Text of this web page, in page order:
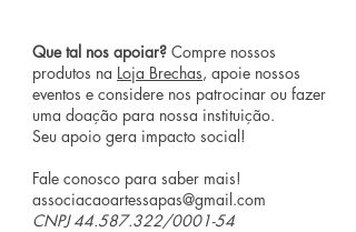
Que tal nos apoiar? Compre nossos
produtos na Loja Brechas, apoie nossos
eventos e considere nos patrocinar ou fazer
uma doação para nossa instituição.
Seu apoio gera impacto social!
Fale conosco para saber mais!
associacaoartessapas@gmail.com
CNPJ44.587.322/0001-54